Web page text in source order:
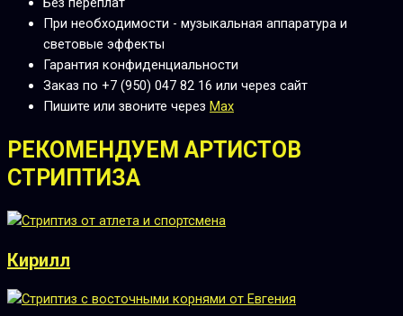
При необходимости - музыкальная аппаратура и
световые эффекты
Гарантия конфиденциальности
Заказ по +7 (950) 047 82 16 или через сайт
Пишите или звоните через Max
РЕКОМЕНДУЕМ АРТИСТОВ
СТРИПТИЗА
Кирилл